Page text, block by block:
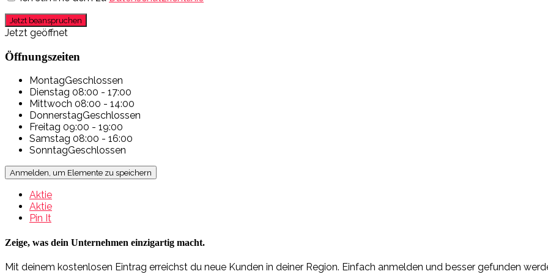
Jetzt beanspruchen
Jetzt geöffnet
Öffnungszeiten
MontagGeschlossen
Dienstag 08:00 - 17:00
Mittwoch 08:00 - 14:00
DonnerstagGeschlossen
Freitag 09:00 - 19:00
Samstag 08:00 - 16:00
SonntagGeschlossen
Anmelden, um Elemente zu speichern
Aktie
Aktie
Pin It
Zeige, was dein Unternehmen einzigartig macht.
Mit deinem kostenlosen Eintrag erreichst du neue Kunden in deiner Region. Einfach anmelden und besser gefunden